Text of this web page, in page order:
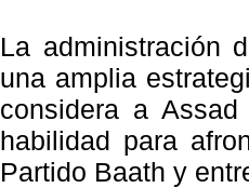
La administración
una amplia
considera a
habilidad para
Partido Baath y